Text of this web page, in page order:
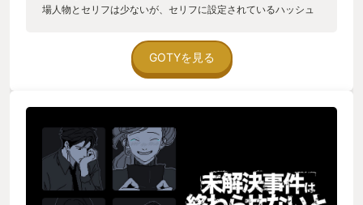
場人物とセリフは少ないが、セリフに設定されているハッシュ
系列にセリフを並び替えると新たな手掛かりを得られるのでそ
れらをまた並べ替えていくシステム。 ミスリードも含めて構成
がしっかりと練られていてベターでありビターな結末を味わえ
か、多くのプレイヤーはその理由に納得せざるを得ないのでは
ないかと思う。 プレイ時間も3～4時間ほどで収まるので、短編
映画のいい読後感を味わいたい方にオススメ。
GOTYを見る